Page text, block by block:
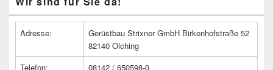
Seitenleisten
Widget-
Adresse:
Gerüstbau Strixner GmbH Birkenhofstraße 52
82140 Olching
Telefon:
08142 / 650598-0